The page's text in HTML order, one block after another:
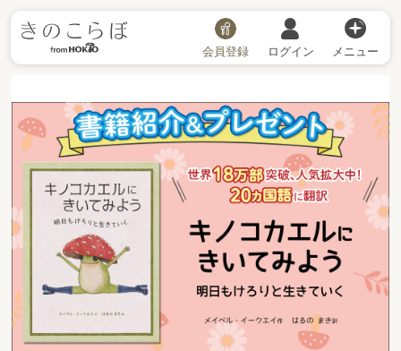
会員登録 ログイン メニュー